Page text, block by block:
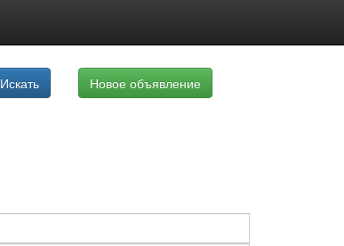
Искать Новое объявление